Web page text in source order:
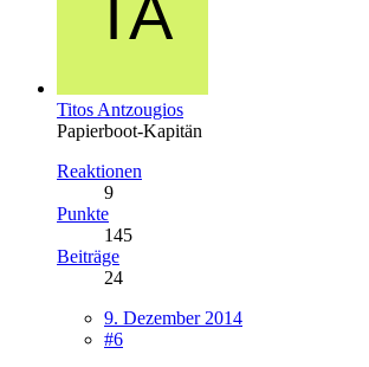
Titos Antzougios
Papierboot-Kapitän
Reaktionen
9
Punkte
145
Beiträge
24
9. Dezember 2014
#6